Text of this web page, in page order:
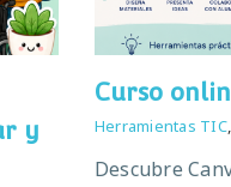
y
Curso
Herramientas TIC
Descubre